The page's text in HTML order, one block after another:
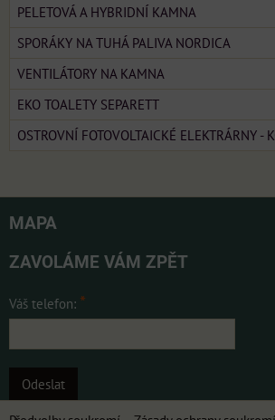
PELETOVÁ A HYBRIDNÍ KAMNA
SPORÁKY NA TUHÁ PALIVA NORDICA
VENTILÁTORY NA KAMNA
EKO TOALETY SEPARETT
OSTROVNÍ FOTOVOLTAICKÉ ELEKTRÁRNY -
MAPA
ZAVOLÁME VÁM ZPĚT
Váš telefon: *
Odeslat